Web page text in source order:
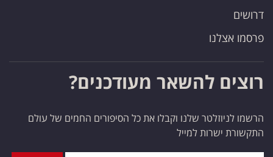
דרושים
פרסמו אצלנו
רוצים להשאר מעודכנים?
הרשמו לניוזלטר שלנו וקבלו את כל הסיפורים החמים של עולם
התקשורת ישרות למייל